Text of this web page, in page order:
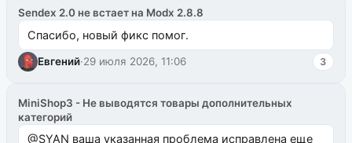
Sendex 2.0 не встает на Modx 2.8.8
Спасибо, новый фикс помог.
Евгений·29 июля 2026, 11:06 3
MiniShop3 - Не выводятся товары дополнительных
категорий
@SYAN ваша указанная проблема исправлена еще